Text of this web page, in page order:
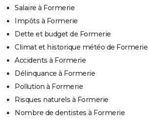
Salaire à Formerie
Impôts à Formerie
Dette et budget de Formerie
Climat et historique météo de Formerie
Accidents à Formerie
Délinquance à Formerie
Pollution à Formerie
Risques naturels à Formerie
Nombre de dentistes à Formerie